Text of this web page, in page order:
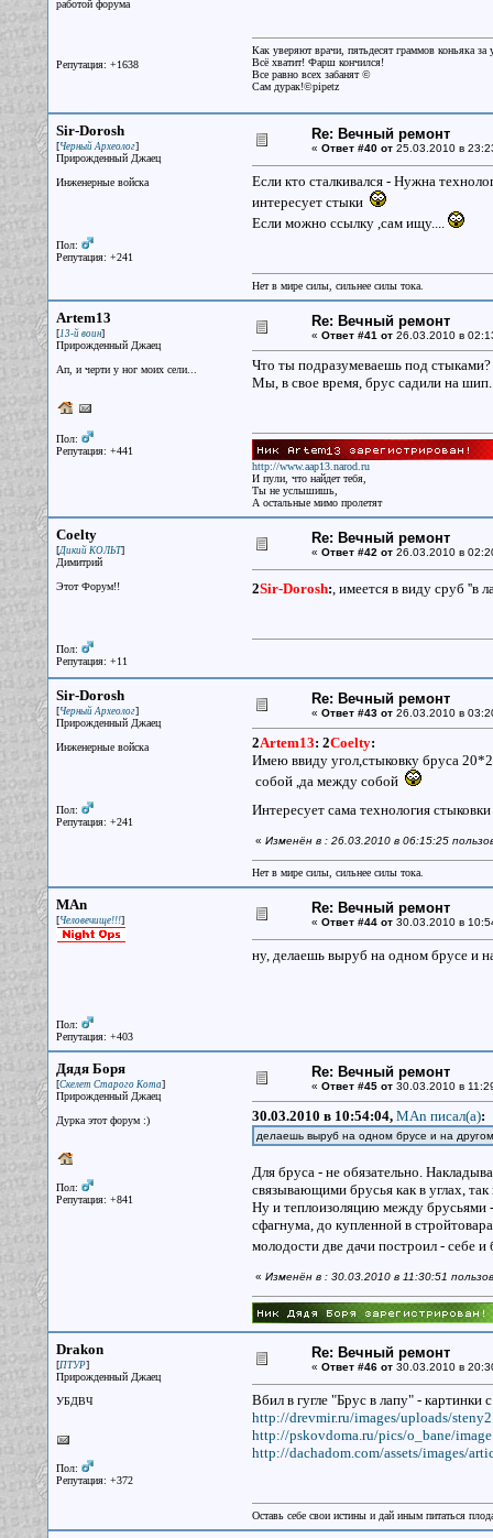
работой форума
Репутация: +1638
Как уверяют врачи, пятьдесят граммов коньяка
Всё хватит! Фарш кончился!
Все равно всех забанят ©
Сам дурак!©pipetz
Sir-Dorosh
[Черный Археолог]
Прирожденный Джаец
Инженерные войска
Пол:
Репутация: +241
Re: Вечный ремонт
« Ответ #40 от25.03.2010 в
Если кто сталкивался - Нужна
интересует стыки
Если можно ссылку ,сам ищу....
Нет в мире силы, сильнее силы тока.
Artem13
[13-й воин]
Прирожденный Джаец
Ап, и черти у ног моих сели...
Пол:
Репутация: +441
Re: Вечный ремонт
« Ответ #41 от26.03.2010 в
Что ты подразумеваешь под стыками?
Мы, в свое время, брус садили на шип.
http://www.aap13.narod.ru
И пули, что найдет тебя,
Ты не услышишь,
А остальные мимо пролетят
Coelty
[Дикий КОЛЬТ]
Димитрий
Этот Форум!!
Пол:
Репутация: +11
Re: Вечный ремонт
« Ответ #42 от26.03.2010 в
2Sir-Dorosh:, имеется в виду сруб ''в
Sir-Dorosh
[Черный Археолог]
Прирожденный Джаец
Инженерные войска
Пол:
Репутация: +241
Re: Вечный ремонт
« Ответ #43 от26.03.2010 в
2Artem13: 2Coelty:
Имею ввиду угол,стыковку бруса
собой ,да между собой
Интересует сама технология
« Изменён в : 26.03.2010 в 06:15:25
Нет в мире силы, сильнее силы тока.
MAn
[Человечище!!!]
Пол:
Репутация: +403
Re: Вечный ремонт
« Ответ #44 от30.03.2010 в
ну, делаешь выруб на одном брусе и
Дядя Боря
[Скелет Старого Кота]
Прирожденный Джаец
Дурка этот форум :)
Пол:
Репутация: +841
Re: Вечный ремонт
« Ответ #45 от30.03.2010 в
30.03.2010 в 10:54:04, MAn писал(a):
делаешь выруб на одном брусе и на
Для бруса - не обязательно.
связывающими брусья как в углах,
Ну и теплоизоляцию между брусьями
сфагнума, до купленной в
молодости две дачи построил - себе
« Изменён в : 30.03.2010 в 11:30:51
Drakon
[ПТУР]
Прирожденный Джаец
УБДВЧ
Пол:
Репутация: +372
Re: Вечный ремонт
« Ответ #46 от30.03.2010 в
Вбил в гугле "Брус в лапу" - картинки
http://drevmir.ru/images/uploads/
http://pskovdoma.ru/pics/o_bane/
http://dachadom.com/assets/images/
Оставь себе свои истины и дай иным питаться